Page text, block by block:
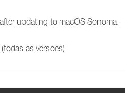
updating to macOS Sonoma.
as versões)